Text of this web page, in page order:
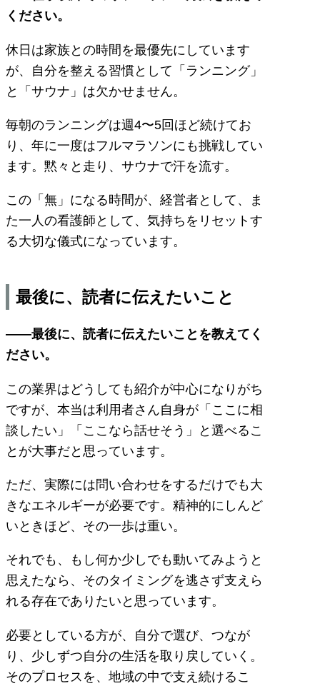
ください。
休日は家族との時間を最優先にしています
が、自分を整える習慣として「ランニング」
と「サウナ」は欠かせません。
毎朝のランニングは週4〜5回ほど続けてお
り、年に一度はフルマラソンにも挑戦してい
ます。黙々と走り、サウナで汗を流す。
この「無」になる時間が、経営者として、ま
た一人の看護師として、気持ちをリセットす
る大切な儀式になっています。
最後に、読者に伝えたいこと
――最後に、読者に伝えたいことを教えてく
ださい。
この業界はどうしても紹介が中心になりがち
ですが、本当は利用者さん自身が「ここに相
談したい」「ここなら話せそう」と選べるこ
とが大事だと思っています。
ただ、実際には問い合わせをするだけでも大
きなエネルギーが必要です。精神的にしんど
いときほど、その一歩は重い。
それでも、もし何か少しでも動いてみようと
思えたなら、そのタイミングを逃さず支えら
れる存在でありたいと思っています。
必要としている方が、自分で選び、つなが
り、少しずつ自分の生活を取り戻していく。
そのプロセスを、地域の中で支え続けるこ